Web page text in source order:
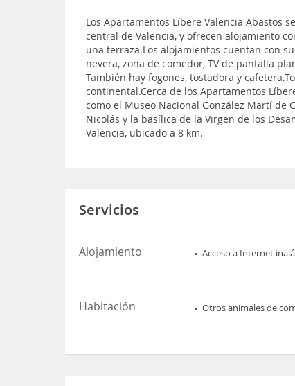
Los Apartamentos Líbere Valencia Abastos
central de Valencia, y ofrecen alojamiento
una terraza.Los alojamientos cuentan con
nevera, zona de comedor, TV de pantalla
También hay fogones, tostadora y
continental.Cerca de los Apartamentos
como el Museo Nacional González Martí de
Nicolás y la basílica de la Virgen de los
Valencia, ubicado a 8 km.
Servicios
Alojamiento Acceso a Internet
Habitación Otros animales de